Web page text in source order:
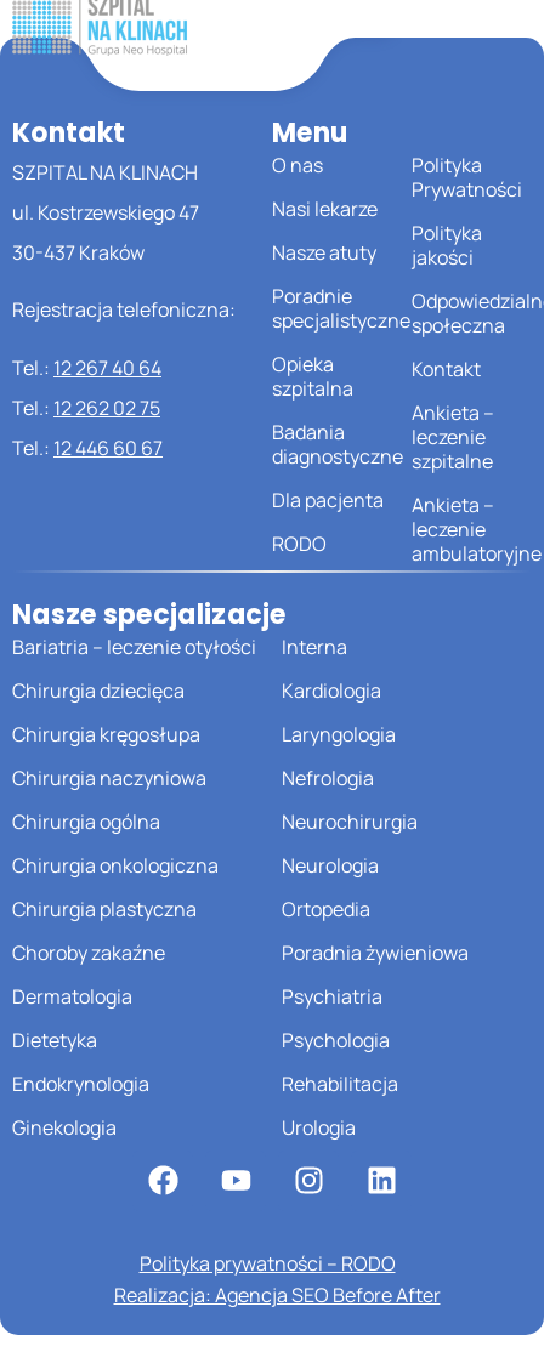
Kontakt
SZPITAL NA KLINACH
ul. Kostrzewskiego 47
30-437 Kraków
Rejestracja telefoniczna:
Tel.: 12 267 40 64
Tel.: 12 262 02 75
Tel.: 12 446 60 67
Menu
O nas
Nasi lekarze
Nasze atuty
Poradnie
specjalistyczne
Opieka
szpitalna
Badania
diagnostyczne
Dla pacjenta
RODO
Polityka
Prywatności
Polityka
jakości
społeczna
Kontakt
Ankieta –
leczenie
szpitalne
Ankieta –
leczenie
ambulatoryjne
Nasze specjalizacje
Bariatria – leczenie otyłości
Chirurgia dziecięca
Chirurgia kręgosłupa
Chirurgia naczyniowa
Chirurgia ogólna
Chirurgia onkologiczna
Chirurgia plastyczna
Choroby zakaźne
Dermatologia
Dietetyka
Endokrynologia
Ginekologia
Interna
Kardiologia
Laryngologia
Nefrologia
Neurochirurgia
Neurologia
Ortopedia
Poradnia żywieniowa
Psychiatria
Psychologia
Rehabilitacja
Urologia
Polityka prywatności – RODO
Realizacja: Agencja SEO Before After